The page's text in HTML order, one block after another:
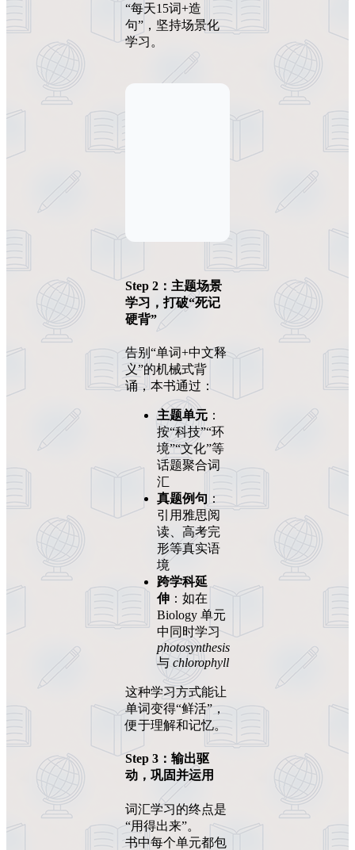
“每天15词+造
句”，坚持场景化
学习。
Step 2：主题场景
学习，打破“死记
硬背”
告别“单词+中文释
义”的机械式背
诵，本书通过：
主题单元 ：
按“科技”“环
境”“文化”等
话题聚合词
汇
真题例句 ：
引用雅思阅
读、高考完
形等真实语
境
跨学科延
伸 ：如在
Biology 单元
中同时学习
photosynthesis
与 chlorophyll
这种学习方式能让
单词变得“鲜活”，
便于理解和记忆。
Step 3：输出驱
动，巩固并运用
词汇学习的终点是
“用得出来”。
书中每个单元都包